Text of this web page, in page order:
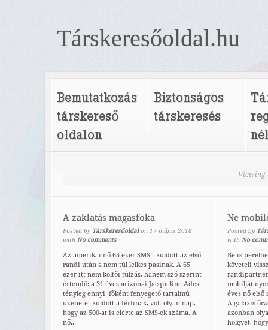
Társkeresőoldal.hu
Bemutatkozás
társkereső
oldalon
Biztonságos
társkeresés
Viewing
A zaklatás magasfoka
Posted by Társkeresőoldal on 17 május 2018
with No comments
Az amerikai nő 65 ezer SMS-t küldött az első
randi után a nem túl lelkes pasinak. A 65
ezer itt nem költői túlzás, hanem szó szerint
értendő: a 31 éves arizonai Jacqueline Ades
tényleg ennyi, főként fenyegető tartalmú
üzenetet küldött a férfinak, volt olyan nap,
hogy az 500-at is elérte az SMS-ek száma. A
nő...
Ne
Posted by
with No
Be is
követeli
mobilját
éves nő
A galaxis
azonban
hölgyet,